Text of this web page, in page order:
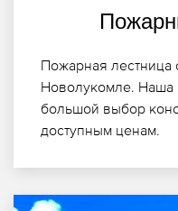
Пожарная лестница
Новолукомле. Наша
большой выбор
доступным ценам.